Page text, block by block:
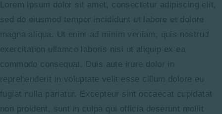
Lorem ipsum dolor sit amet, consectetur adipiscing elit,
sed do eiusmod tempor incididunt ut labore et dolore
magna aliqua. Ut enim ad minim veniam, quis nostrud
exercitation ullamco laboris nisi ut aliquip ex ea
commodo consequat. Duis aute irure dolor in
reprehenderit in voluptate velit esse cillum dolore eu
fugiat nulla pariatur. Excepteur sint occaecat cupidatat
non proident, sunt in culpa qui officia deserunt mollit